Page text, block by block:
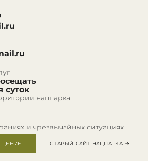
суток
нацпарка
и чрезвычайных ситуациях
СТАРЫЙ САЙТ НАЦПАРКА →